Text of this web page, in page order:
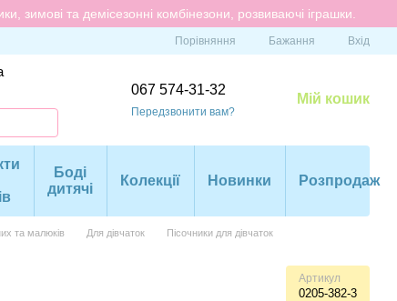
та демісезонні комбінезони, розвиваючі іграшки.
Порівняння Бажання Вхід
067 574-31-32
Передзвонити вам?
Мій кошик
Боді
дитячі
Колекції Новинки Розпродаж
та малюків Для дівчаток
Пісочники для дівчаток
Артикул
0205-382-3